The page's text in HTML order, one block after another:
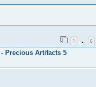
1 … 6
Precious Artifacts 5